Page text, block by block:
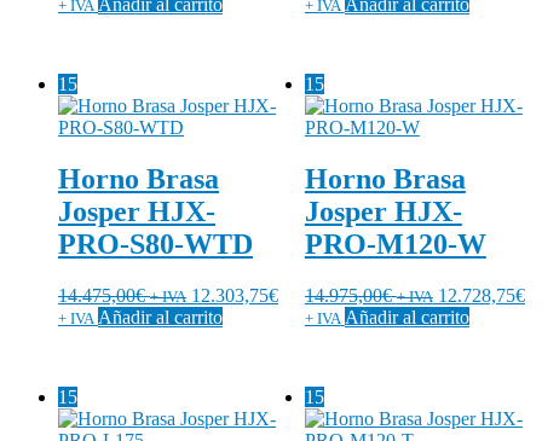
+ IVA Añadir al carrito + IVA Añadir al carrito
15
Horno Brasa
Josper HJX-
PRO-S80-WTD
14.475,00€ + IVA 12.303,75€
+ IVA Añadir al carrito
15
Horno Brasa
Josper HJX-
PRO-M120-W
14.975,00€ + IVA 12.728,75€
+ IVA Añadir al carrito
15 15